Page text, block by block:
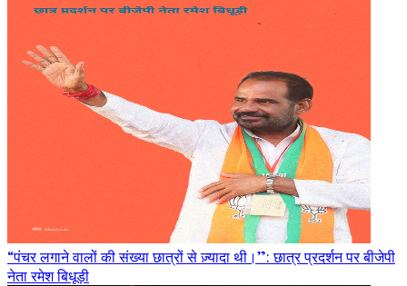
“पंचर लगाने वालों की संख्या छात्रों से ज़्यादा थी।”: छात्र प्रदर्शन पर बीजेपी
नेता रमेश बिधूड़ी